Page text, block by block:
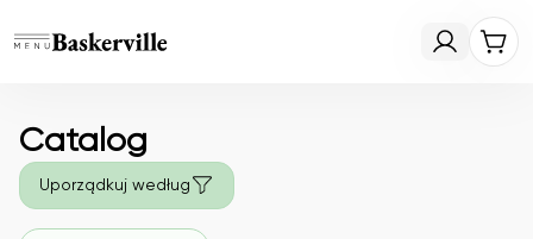
Catalog
Uporządkuj według